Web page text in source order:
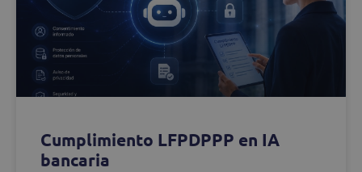
Cumplimiento LFPDPPP en IA
bancaria